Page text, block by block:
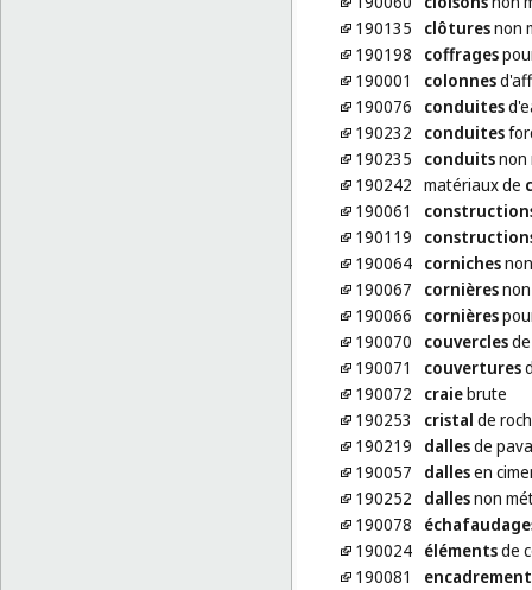
190135
clôturesnon
190198
coffrages
190001
colonnes
190076
conduites
190232
conduites
190235
conduitsnon
190242 matériaux de
190061
190119
190064 corniches
190067
cornièresnon
190066
cornières
190070
couverclesde
190071
couvertures
190072
craiebrute
190253
cristal de
190219
dallesde
190057
dallesen
190252
dallesnon
190078
190024 élémentsde
190081